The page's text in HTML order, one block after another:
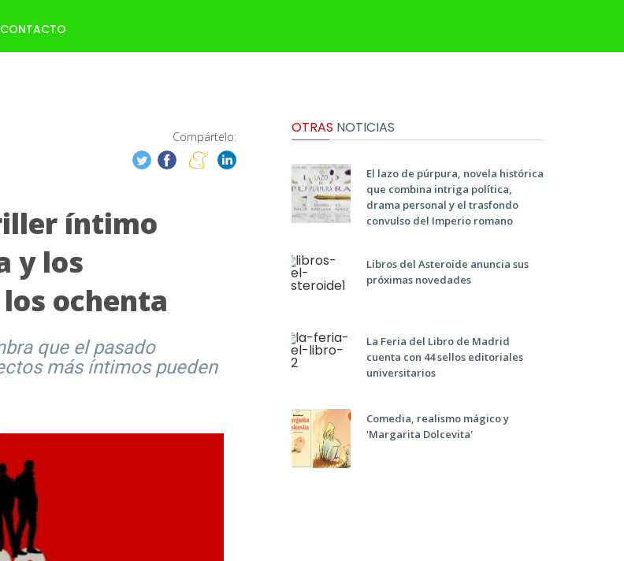
CONTACTO
Compártelo:
íntimo
y los
ochenta
que el pasado
más íntimos pueden
OTRAS NOTICIAS
El lazo de púrpura, novela histórica
que combina intriga política,
drama personal y el trasfondo
convulso del Imperio romano
Libros del Asteroide anuncia sus
próximas novedades
La Feria del Libro de Madrid
cuenta con 44 sellos editoriales
universitarios
Comedia, realismo mágico y
'Margarita Dolcevita'